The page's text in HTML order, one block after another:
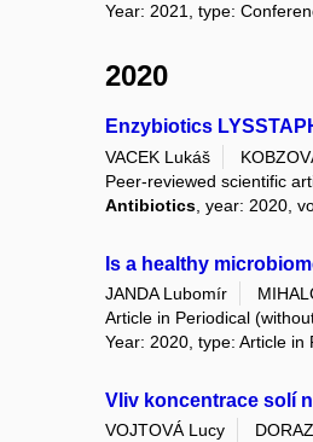
Year: 2021, type:
2020
Enzybiotics
VACEK Lukáš
Peer-reviewed scientific
Antibiotics , year: 2020,
Is a healthy
JANDA Lubomír
Article in Periodical
Year: 2020, type: Article
Vliv koncentrace solí
VOJTOVÁ Lucy